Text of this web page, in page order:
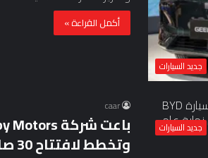
جديد السيارات
أكمل القراءة »
جديد السيارات
caar
وتخطط لافتتاح 30 صالة عرض بحلول نهاية عام 2024